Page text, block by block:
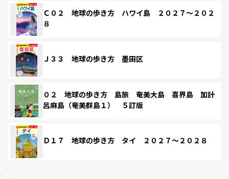
Ｃ０２ 地球の歩き方 ハワイ島 ２０２７～２０２
８
Ｊ３３ 地球の歩き方 墨田区
０２ 地球の歩き方 島旅 奄美大島 喜界島 加計
呂麻島（奄美群島１） ５訂版
Ｄ１７ 地球の歩き方 タイ ２０２７～２０２８